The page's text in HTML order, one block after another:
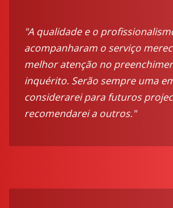
"A qualidade e o
acompanharam o serviço
melhor atenção no
inquérito. Serão sempre uma
considerarei para futuros
recomendarei a outros."